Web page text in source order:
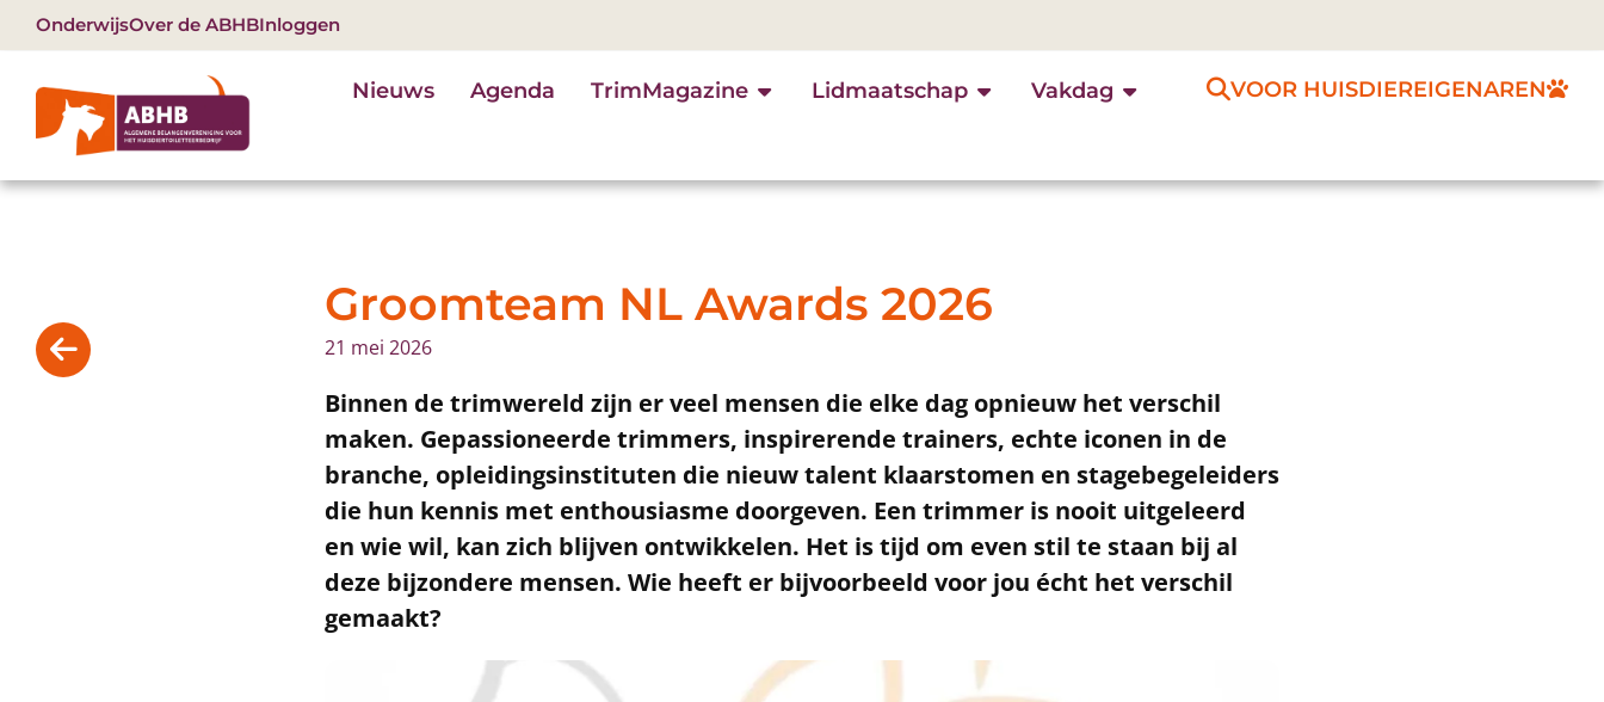
OnderwijsOver de ABHBInloggen
Nieuws Agenda TrimMagazine Lidmaatschap Vakdag VOOR HUISDIEREIGENAREN
Groomteam NL Awards 2026
21 mei 2026
Binnen de trimwereld zijn er veel mensen die elke dag opnieuw het verschil
maken. Gepassioneerde trimmers, inspirerende trainers, echte iconen in de
branche, opleidingsinstituten die nieuw talent klaarstomen en stagebegeleiders
die hun kennis met enthousiasme doorgeven. Een trimmer is nooit uitgeleerd
en wie wil, kan zich blijven ontwikkelen. Het is tijd om even stil te staan bij al
deze bijzondere mensen. Wie heeft er bijvoorbeeld voor jou écht het verschil
gemaakt?